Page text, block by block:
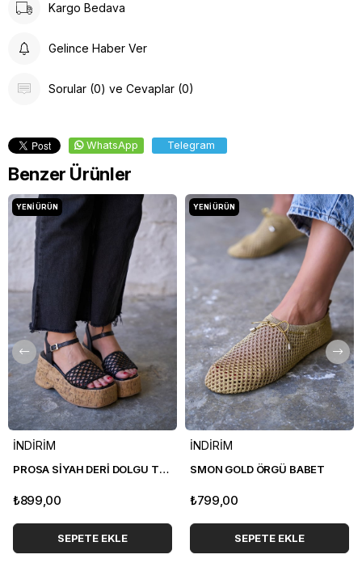
Kargo Bedava
Gelince Haber Ver
Sorular (0) ve Cevaplar (0)
WhatsApp Telegram
Benzer Ürünler
İNDİRİM
PROSA SİYAH DERİ DOLGU TOPUK SANDALET
₺899,00
SEPETE EKLE
YENI ÜRÜN
İNDİRİM
SMON GOLD ÖRGÜ BABET
₺799,00
SEPETE EKLE
YENI ÜRÜN